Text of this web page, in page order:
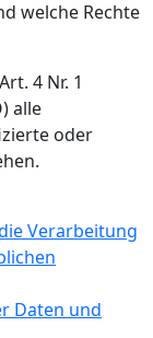
welche Rechte
4 Nr. 1
alle
oder
Verarbeitung
Daten und